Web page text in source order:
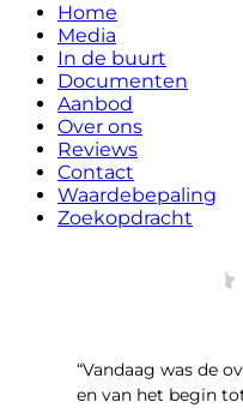
Home
Media
In de buurt
Documenten
Aanbod
Over ons
Reviews
Contact
Waardebepaling
Zoekopdracht
“Vandaag was de
en van het begin